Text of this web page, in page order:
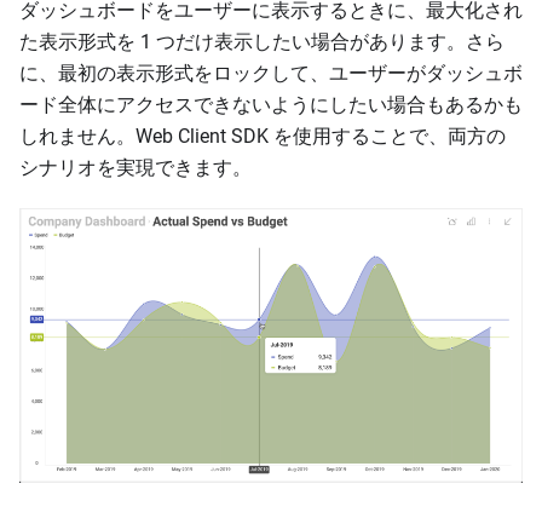
ダッシュボードをユーザーに表示するときに、最大化され
た表示形式を 1 つだけ表示したい場合があります。さら
に、最初の表示形式をロックして、ユーザーがダッシュボ
ード全体にアクセスできないようにしたい場合もあるかも
しれません。Web Client SDK を使用することで、両方の
シナリオを実現できます。